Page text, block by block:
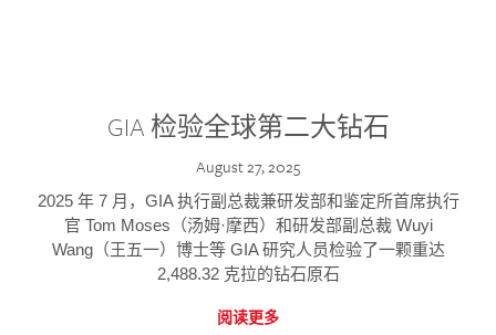
GIA 检验全球第二大钻石
August 27, 2025
2025 年 7 月，GIA 执行副总裁兼研发部和鉴定所首席执行
官 Tom Moses（汤姆·摩西）和研发部副总裁 Wuyi
Wang（王五一）博士等 GIA 研究人员检验了一颗重达
2,488.32 克拉的钻石原石
阅读更多